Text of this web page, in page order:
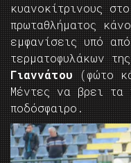
κυανοκίτρινους
πρωταθλήματος
εμφανίσεις υπό
τερματοφυλάκων
Γιαννάτου (φώτο
Μέντες να βρει τα
ποδόσφαιρο.